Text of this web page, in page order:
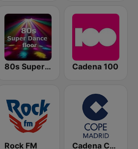
80s Super Dance Floor Cadena 100
Rock FM Cadena COPE Madrid